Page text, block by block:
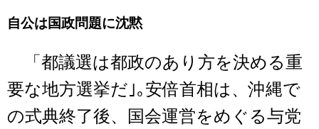
自公は国政問題に沈黙
「都議選は都政のあり方を決める重
要な地方選挙だ｣｡安倍首相は、沖縄で
の式典終了後、国会運営をめぐる与党